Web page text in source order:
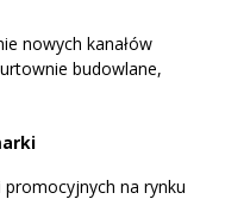
nowych kanałów
budowlane,
na rynku